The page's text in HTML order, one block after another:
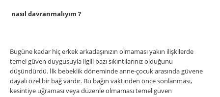
nasıl davranmalıyım ?
Bugüne kadar hiç erkek arkadaşınızın olmaması yakın ilişkilerde
temel güven duygusuyla ilgili bazı sıkıntılarınız olduğunu
düşündürdü. İlk bebeklik döneminde anne-çocuk arasında güvene
dayalı özel bir bağ vardır. Bu bağın vaktinden önce sonlanması,
kesintiye uğraması veya düzenle olmaması temel güven